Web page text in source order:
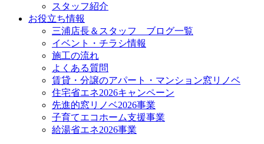
スタッフ紹介
お役立ち情報
三浦店長＆スタッフ ブログ一覧
イベント・チラシ情報
施工の流れ
よくある質問
賃貸・分譲のアパート・マンション窓リノベ
住宅省エネ2026キャンペーン
先進的窓リノベ2026事業
子育てエコホーム支援事業
給湯省エネ2026事業